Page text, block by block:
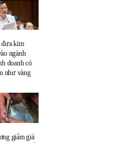
kim
ngành
doanh có
như vàng
giảm giá